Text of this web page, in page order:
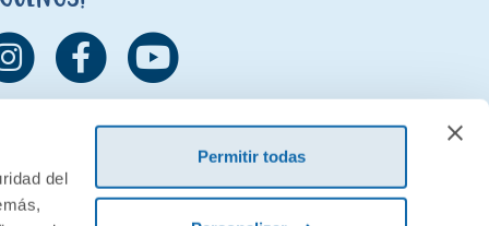
del
Permitir todas